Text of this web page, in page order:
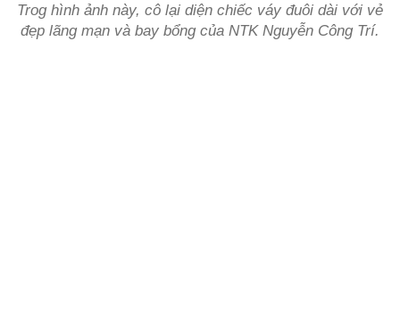
Trog hình ảnh này, cô lại diện chiếc váy đuôi dài với vẻ
đẹp lãng mạn và bay bổng của NTK Nguyễn Công Trí.